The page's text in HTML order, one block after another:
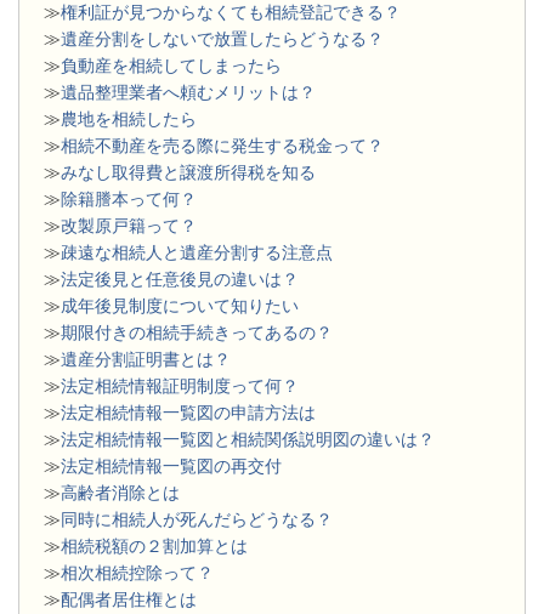
≫権利証が見つからなくても相続登記できる？
≫遺産分割をしないで放置したらどうなる？
≫負動産を相続してしまったら
≫遺品整理業者へ頼むメリットは？
≫農地を相続したら
≫相続不動産を売る際に発生する税金って？
≫みなし取得費と譲渡所得税を知る
≫除籍謄本って何？
≫改製原戸籍って？
≫疎遠な相続人と遺産分割する注意点
≫法定後見と任意後見の違いは？
≫成年後見制度について知りたい
≫期限付きの相続手続きってあるの？
≫遺産分割証明書とは？
≫法定相続情報証明制度って何？
≫法定相続情報一覧図の申請方法は
≫法定相続情報一覧図と相続関係説明図の違いは？
≫法定相続情報一覧図の再交付
≫高齢者消除とは
≫同時に相続人が死んだらどうなる？
≫相続税額の２割加算とは
≫相次相続控除って？
≫配偶者居住権とは